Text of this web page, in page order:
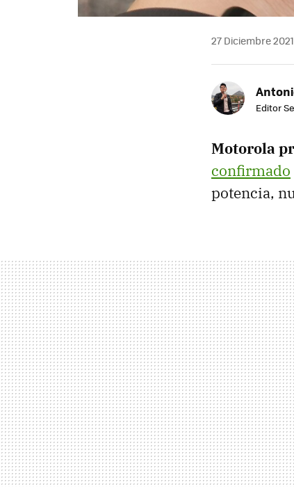
27 Diciembre 2021
Editor
Motorola
confirmado
potencia,